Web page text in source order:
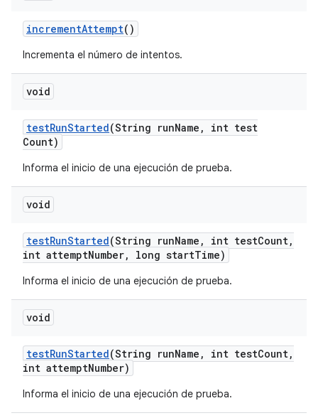
incrementAttempt()
Incrementa el número de intentos.
void
testRunStarted(String runName ,
int test
Count)
Informa el inicio de una ejecución de prueba.
void
testRunStarted(String runName , int testCount,
int attemptNumber, long startTime)
Informa el inicio de una ejecución de prueba.
void
testRunStarted(String runName , int testCount,
int attemptNumber)
Informa el inicio de una ejecución de prueba.